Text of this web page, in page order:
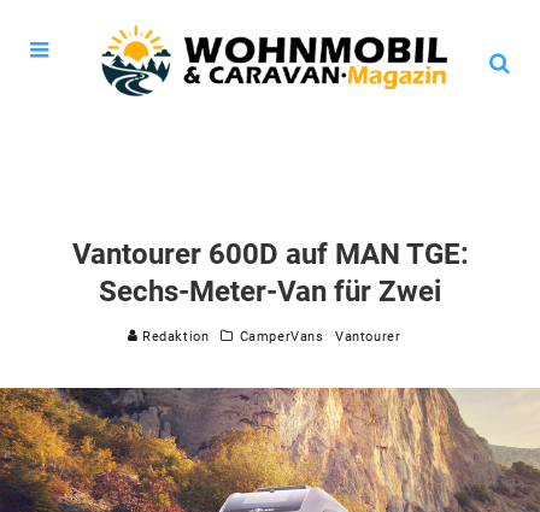
Vantourer 600D auf MAN TGE:
Sechs-Meter-Van für Zwei
Redaktion CamperVans Vantourer